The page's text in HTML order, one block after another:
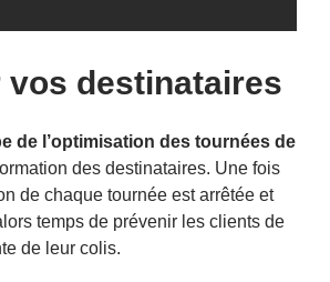
vos destinataires
de l’optimisation des tournées de
des destinataires. Une fois
de chaque tournée est arrêtée et
temps de prévenir les clients de
de leur colis.